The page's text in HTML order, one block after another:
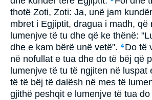
thotë Zoti, Zoti: Ja, unë jam
mbret i Egjiptit, dragua i madh, që
lumenjve të tu dhe që ke thënë:
dhe e kam bërë unë vetë". 4 Do të
në nofullat e tua dhe do të bëj që
lumenjve të tu të ngjiten në luspat
të të bëj të dalësh në mes të
gjithë peshqit e lumenjve të tua